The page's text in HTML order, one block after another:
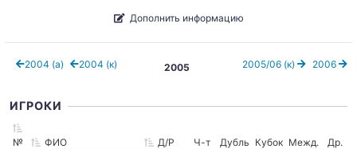
Дополнить информацию
2004 (а) 2004 (к) 2005/06 (к) 2006
2005
ИГРОКИ
№ ФИО Д/Р Ч-т Дубль Кубок Межд.
Др.